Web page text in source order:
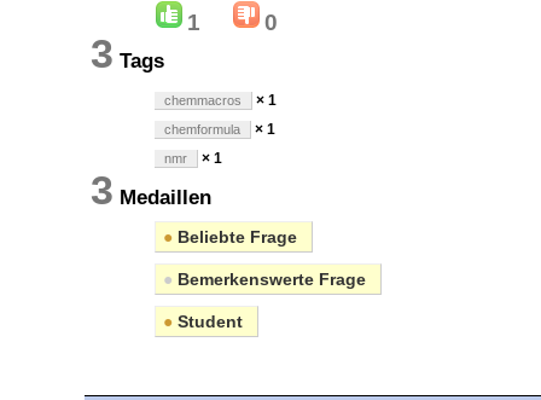
1 0
3 Tags
chemmacros × 1
chemformula × 1
nmr × 1
3 Medaillen
● Beliebte Frage
● Bemerkenswerte Frage
● Student